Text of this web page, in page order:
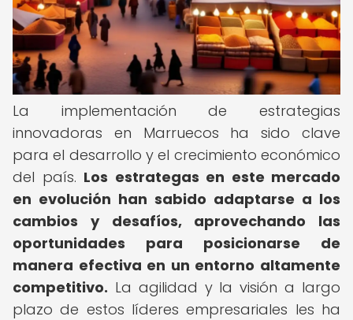
La implementación de estrategias
innovadoras en Marruecos ha sido clave
para el desarrollo y el crecimiento económico
del país. Los estrategas en este mercado
en evolución han sabido adaptarse a los
cambios y desafíos, aprovechando las
oportunidades para posicionarse de
manera efectiva en un entorno altamente
competitivo. La agilidad y la visión a largo
plazo de estos líderes empresariales les ha